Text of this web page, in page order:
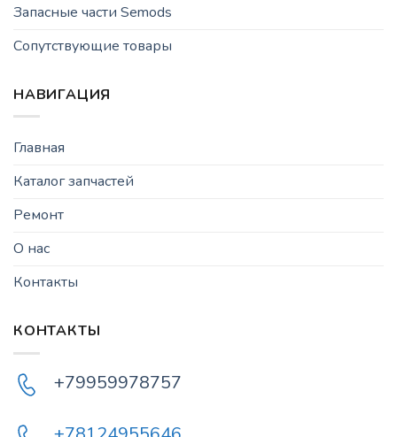
Запасные части Semods
Сопутствующие товары
НАВИГАЦИЯ
Главная
Каталог запчастей
Ремонт
О нас
Контакты
КОНТАКТЫ
+79959978757